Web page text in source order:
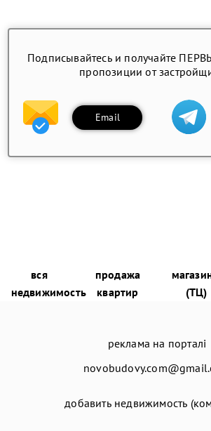
Подписывайтесь и получайте
пропозиции от
Email
вся
недвижимость
продажа
квартир
(ТЦ)
реклама на порталі
добавить недвижимость